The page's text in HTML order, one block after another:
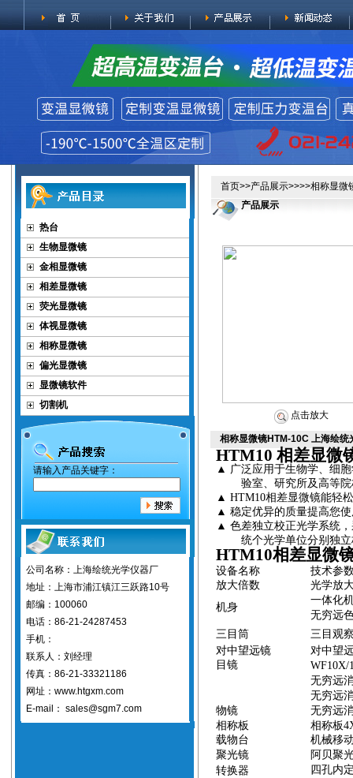
热台
生物显微镜
金相显微镜
相差显微镜
荧光显微镜
体视显微镜
相称显微镜
偏光显微镜
显微镜软件
切割机
请输入产品关键字：
公司名称：上海绘统光学仪器厂
地址：上海市浦江镇江三跃路10号
邮编：100060
电话：86-21-24287453
手机：
联系人：刘经理
传真：86-21-33321186
网址：www.htgxm.com
E-mail： sales@sgm7.com
首页>>产品展示>>>>相称显微
产品展示
点击放大
相称显微镜HTM-10C 上海绘统
HTM10相差显微
▲ 广泛应用于生物学、细
验室、研究所及高等
▲HTM10相差显微镜能轻
▲稳定优异的质量提高您
▲色差独立校正光学系统
统个光学单位分别独
HTM10相差显微
设备名称
技术参
放大倍数
光学放
机身
一体化
无穷远
三目筒
三目观
对中望远镜
对中望
目镜
WF10X/
物镜
无穷远
无穷远
无穷远
相称板
相称板
载物台
机械移
聚光镜
阿贝聚
转换器
四孔内